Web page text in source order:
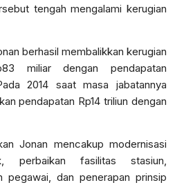
tengah mengalami kerugian
berhasil membalikkan kerugian
miliar dengan pendapatan
2014 saat masa jabatannya
pendapatan Rp14 triliun dengan
Jonan mencakup modernisasi
perbaikan fasilitas stasiun,
pegawai, dan penerapan prinsip